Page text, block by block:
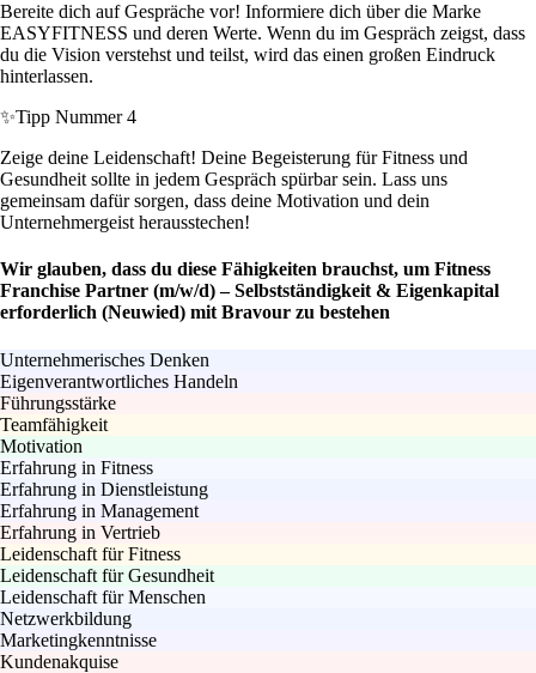
Bereite dich auf Gespräche vor! Informiere dich über die Marke
EASYFITNESS und deren Werte. Wenn du im Gespräch zeigst, dass
du die Vision verstehst und teilst, wird das einen großen Eindruck
hinterlassen.
✨Tipp Nummer 4
Zeige deine Leidenschaft! Deine Begeisterung für Fitness und
Gesundheit sollte in jedem Gespräch spürbar sein. Lass uns
gemeinsam dafür sorgen, dass deine Motivation und dein
Unternehmergeist herausstechen!
Wir glauben, dass du diese Fähigkeiten brauchst, um Fitness
Franchise Partner (m/w/d) – Selbstständigkeit & Eigenkapital
erforderlich (Neuwied) mit Bravour zu bestehen
Unternehmerisches Denken
Eigenverantwortliches Handeln
Führungsstärke
Teamfähigkeit
Motivation
Erfahrung in Fitness
Erfahrung in Dienstleistung
Erfahrung in Management
Erfahrung in Vertrieb
Leidenschaft für Fitness
Leidenschaft für Gesundheit
Leidenschaft für Menschen
Netzwerkbildung
Marketingkenntnisse
Kundenakquise